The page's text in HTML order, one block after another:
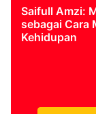
Saifull Amzi:
sebagai Cara
Kehidupan